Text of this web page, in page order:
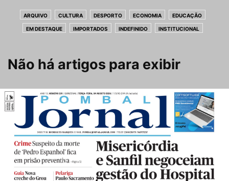
ARQUIVO CULTURA DESPORTO ECONOMIA EDUCAÇÃO
EM DESTAQUE IMPORTADOS INDEFINIDO INSTITUCIONAL
Não há artigos para exibir